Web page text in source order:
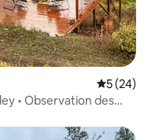
5 (24)
• Observation des